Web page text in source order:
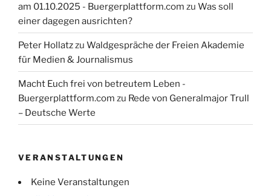
am 01.10.2025 - Buergerplattform.com zu Was soll
einer dagegen ausrichten?
Peter Hollatzzu Waldgespräche der Freien Akademie
für Medien & Journalismus
Macht Euch frei von betreutem Leben -
Buergerplattform.com zu Rede von Generalmajor Trull
– Deutsche Werte
VERANSTALTUNGEN
Keine Veranstaltungen